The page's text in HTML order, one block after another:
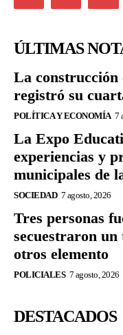
ÚLTIMAS
La construcción
registró su
POLÍTICA Y ECONOMÍA 7
La Expo
experiencias y
municipales de
SOCIEDAD 7 agosto, 2026
Tres personas
secuestraron
otros elemento
POLICIALES 7 agosto, 2026
DESTACADOS